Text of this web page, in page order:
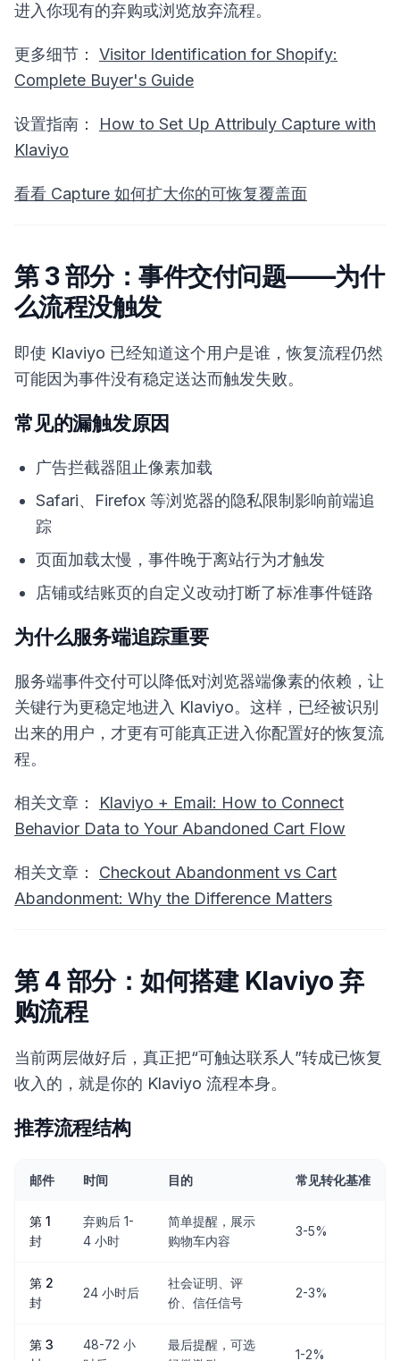
进入你现有的弃购或浏览放弃流程。
更多细节： Visitor Identification for Shopify:
Complete Buyer's Guide
设置指南： How to Set Up Attribuly Capture with
Klaviyo
看看 Capture 如何扩大你的可恢复覆盖面
第 3 部分：事件交付问题——为什
么流程没触发
即使 Klaviyo 已经知道这个用户是谁，恢复流程仍然
可能因为事件没有稳定送达而触发失败。
常见的漏触发原因
广告拦截器阻止像素加载
Safari、Firefox 等浏览器的隐私限制影响前端追
踪
页面加载太慢，事件晚于离站行为才触发
店铺或结账页的自定义改动打断了标准事件链路
为什么服务端追踪重要
服务端事件交付可以降低对浏览器端像素的依赖，让
关键行为更稳定地进入 Klaviyo。这样，已经被识别
出来的用户，才更有可能真正进入你配置好的恢复流
程。
相关文章： Klaviyo + Email: How to Connect
Behavior Data to Your Abandoned Cart Flow
相关文章： Checkout Abandonment vs Cart
Abandonment: Why the Difference Matters
第 4 部分：如何搭建 Klaviyo 弃
购流程
当前两层做好后，真正把“可触达联系人”转成已恢复
收入的，就是你的 Klaviyo 流程本身。
推荐流程结构
邮件 时间 目的 常见转化基准
第 1
封
弃购后 1-
4 小时
简单提醒，展示
购物车内容
3-5%
第 2
封
24 小时后
社会证明、评
价、信任信号
2-3%
第 3
48-72 小
最后提醒，可选
1-2%